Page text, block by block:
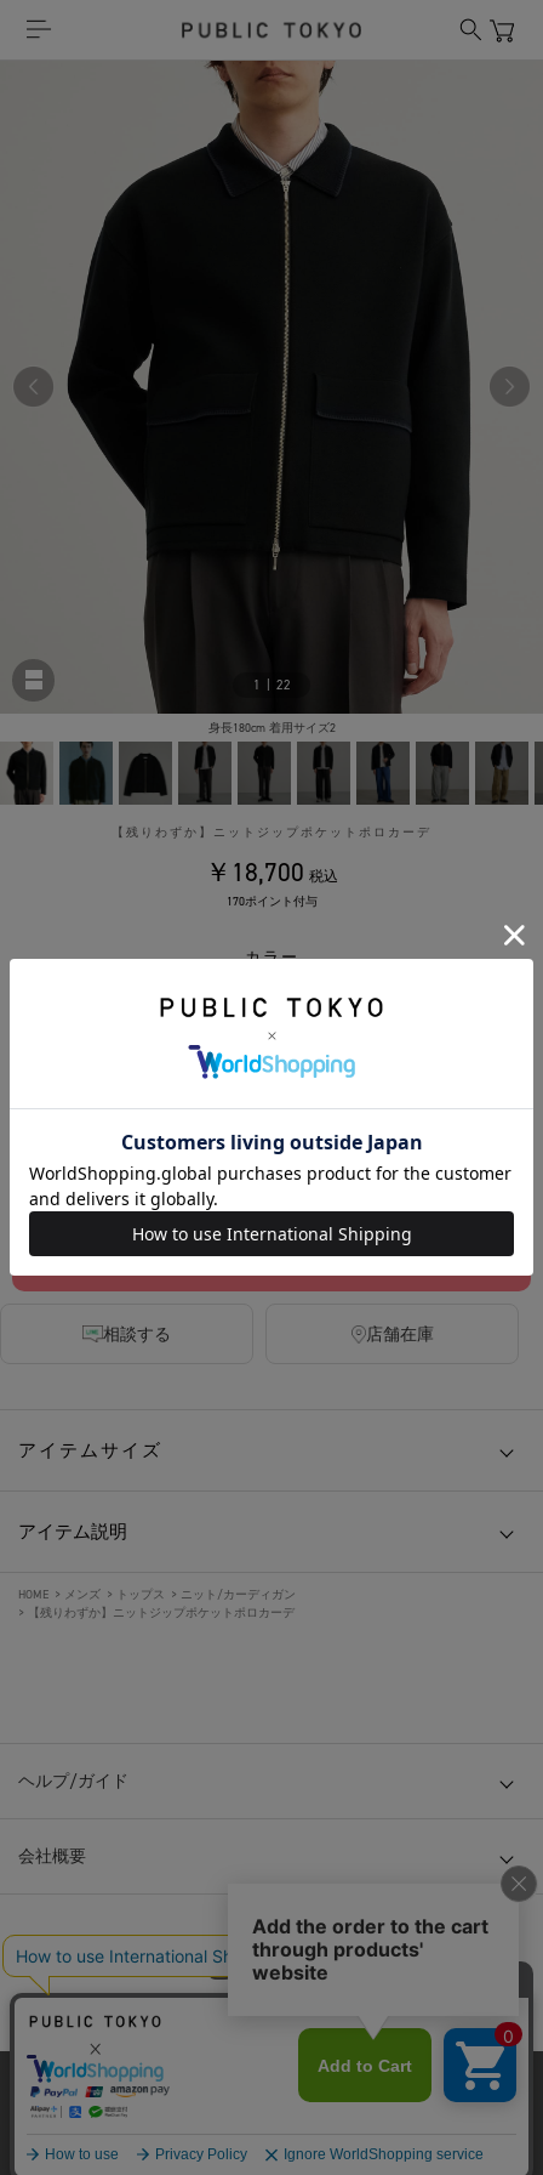
1 | 22
身長180cm 着用サイズ2
【残りわずか】ニットジップポケットポロカーデ
￥18,700 税込
170ポイント付与
カラー
お気に入りに追加する
相談する 店舗在庫
アイテムサイズ
アイテム説明
HOME > メンズ > トップス > ニット/カーディガン
>
【残りわずか】ニットジップポケットポロカーデ
ヘルプ/ガイド
会社概要
当サイトはクッキー(cookie)を使用します。クッキーはサイト内
の一部の機能および、サイトの使用状況の分析からマーケティ
プライバシーポリシーはこちら